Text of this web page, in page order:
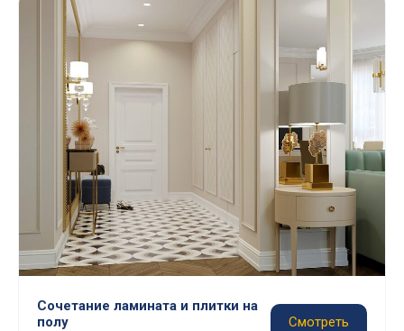
Сочетание ламината и плитки на
полу
Смотреть